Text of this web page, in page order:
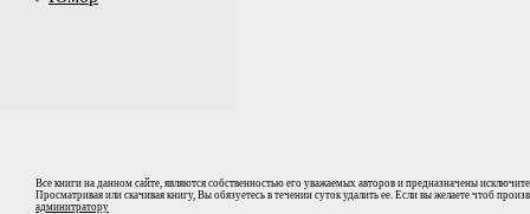
Все книги на данном сайте, являются собственностью его уважаемых авторов и предназначены
Просматривая или скачивая книгу, Вы обязуетесь в течении суток удалить ее. Если вы желаете чтоб
админитратору